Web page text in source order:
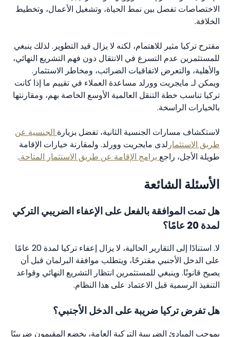
الاختصاصات تفصل بين نمط الحياة، وتشغيل الأعمال، وتخطيط
الخلافة.
مقترح تركيا مثير للاهتمام، لكنه لا يزال قيد التطوير. لذلك ينبغي
للمستثمرين عدم التسرع في الانتقال دون فهم التشريع النهائي،
والأهلية، والتعرض لاتفاقيات الضرائب، ومخاطر الاستثمار.
ويمكن لـ مايجريت وورلد مساعدة العملاء في تقييم ما إذا كانت
تركيا تناسب خطة التنقل العالمية الأوسع الخاصة بهم، ومقارنتها
بالخيارات الراسخة.
لاستكشاف مسارات الجنسية الثانية، تفضل بزيارة الجنسية عن
طريق الاستثمار لدى مايجريت وورلد. ولمقارنة خيارات الإقامة
طويلة الأجل، راجع برامج الإقامة عن طريق الاستثمار المتاحة..
الأسئلة الشائعة
هل تمت الموافقة بالفعل على الإعفاء الضريبي التركي
لمدة 20 عامًا؟
لا. استنادًا إلى التقارير الحالية، لا يزال إعفاء تركيا لمدة 20 عامًا
على الدخل الأجنبي مقترحًا، ويتطلب موافقة البرلمان قبل أن
يصبح قانونًا. وينبغي للمستثمرين انتظار التشريع النهائي وقواعد
التنفيذ الرسمية قبل الاعتماد على هذا النظام.
هل تفرض تركيا ضريبة على الدخل الأجنبي؟
بموجب المبادئ الضريبية التركية العامة، يخضع المقيمون ضريبيًا